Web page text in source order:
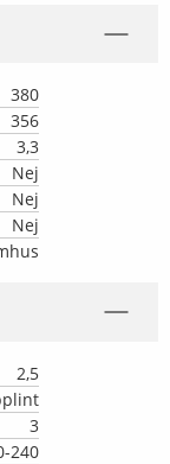
380
356
3,3
Nej
Nej
Nej
2,5
3
240